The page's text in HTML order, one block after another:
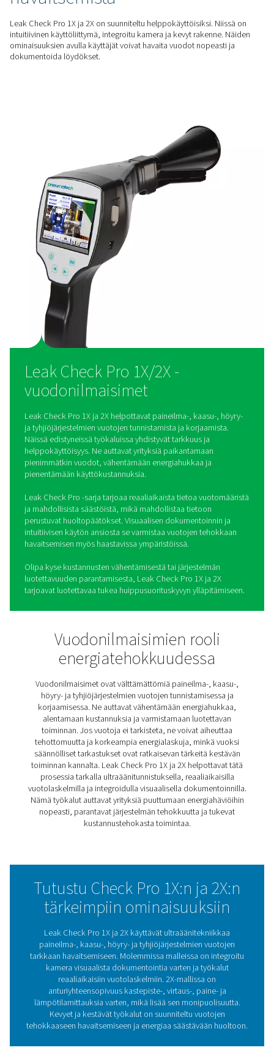
KATTAVA NÄKEMYS
Paremmat
mittausmahdollisuudet
lämpötilan lisämittaukset vuotojen tunnistuksen lisäksi.
Yksinkertaistaa vuotojen
havaitsemista
Leak Check Pro 1X ja 2X on suunniteltu helppokäyttöisiksi.
intuitiivinen käyttöliittymä, integroitu kamera ja kevyt
ominaisuuksien avulla käyttäjät voivat havaita vuodot
dokumentoida löydökset.
Leak Check Pro 1X/2X -
vuodonilmaisimet
Leak Check Pro 1X ja 2X helpottavat paineilma-,
ja tyhjiöjärjestelmien vuotojen tunnistamista ja
Näissä edistyneissä työkaluissa yhdistyvät tarkkuus ja
helppokäyttöisyys. Ne auttavat yrityksiä paikantamaan
pienimmätkin vuodot, vähentämään energiahukkaa ja
pienentämään käyttökustannuksia.
perustuvat huoltopäätökset. Visuaalisen
intuitiivisen käytön ansiosta se varmistaa vuotojen
havaitsemisen myös haastavissa ympäristöissä.
luotettavuuden parantamisesta, Leak Check Pro 1X ja
tarjoavat luotettavaa tukea huippusuorituskyvyn
Vuodonilmaisimien
energiatehokkuudessa